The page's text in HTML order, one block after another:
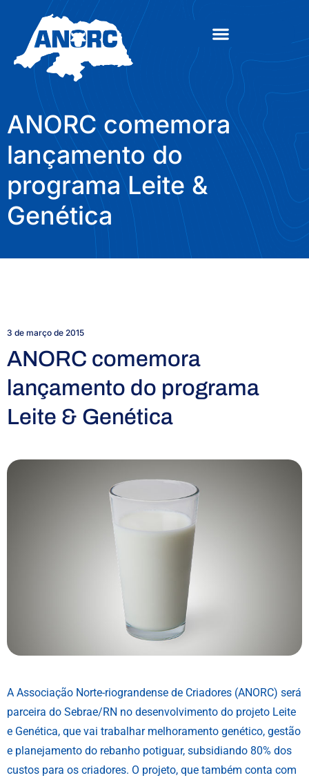
ANORC comemora
lançamento do
programa Leite &
Genética
3 de março de 2015
ANORC comemora
lançamento do programa
Leite & Genética
A Associação Norte-riograndense de Criadores (ANORC) será
parceira do Sebrae/RN no desenvolvimento do projeto Leite
e Genética, que vai trabalhar melhoramento genético, gestão
e planejamento do rebanho potiguar, subsidiando 80% dos
custos para os criadores. O projeto, que também conta com